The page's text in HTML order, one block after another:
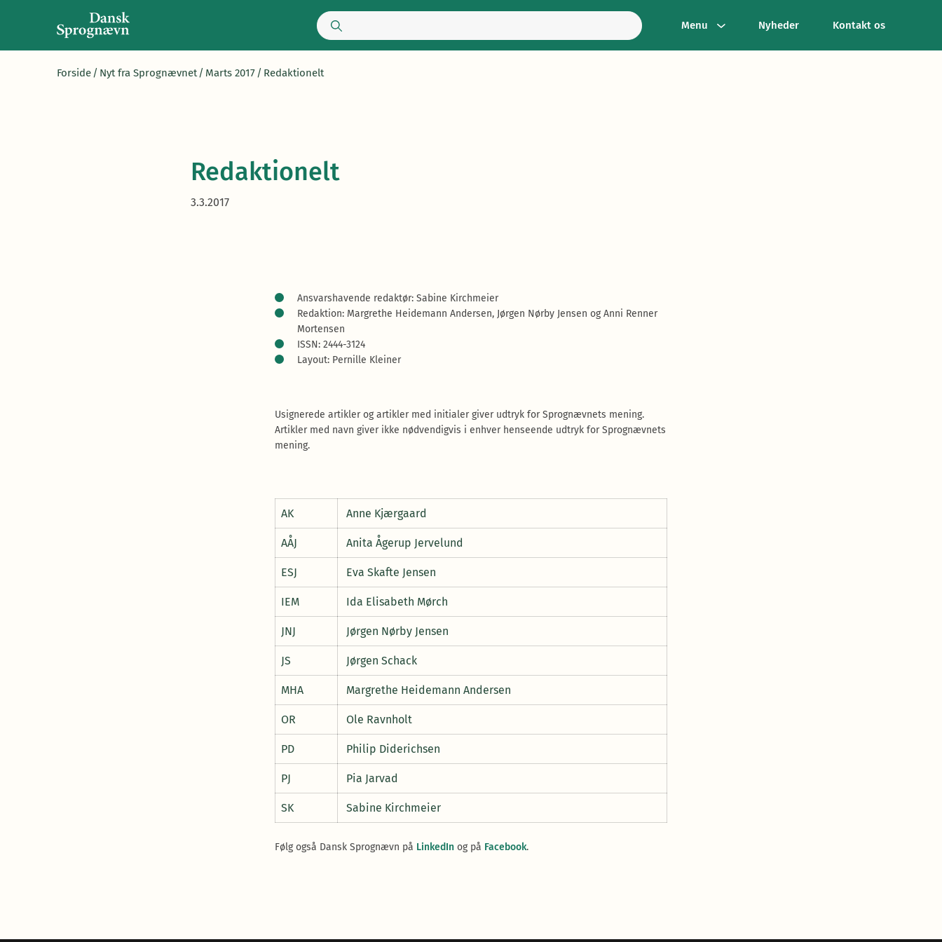
Menu Nyheder Kontakt os
Forside / Nyt fra Sprognævnet / Marts 2017 / Redaktionelt
Redaktionelt
3.3.2017
Ansvarshavende redaktør: Sabine Kirchmeier
Redaktion: Margrethe Heidemann Andersen, Jørgen Nørby Jensen og Anni Renner
Mortensen
ISSN: 2444-3124
Layout: Pernille Kleiner
Usignerede artikler og artikler med initialer giver udtryk for Sprognævnets mening.
Artikler med navn giver ikke nødvendigvis i enhver henseende udtryk for Sprognævnets
mening.
AK Anne Kjærgaard
AÅJ Anita Ågerup Jervelund
ESJ Eva Skafte Jensen
IEM Ida Elisabeth Mørch
JNJ Jørgen Nørby Jensen
JS Jørgen Schack
MHA Margrethe Heidemann Andersen
OR Ole Ravnholt
PD Philip Diderichsen
PJ Pia Jarvad
SK Sabine Kirchmeier
Følg også Dansk Sprognævn på LinkedIn og på Facebook.